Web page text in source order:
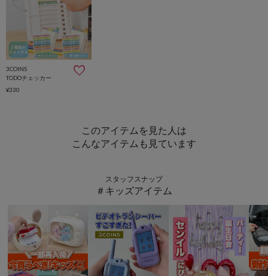
3COINS
TODOチェッカー
¥330
このアイテムを見た人は
こんなアイテムも見ています
スタッフスナップ
＃キッズアイテム